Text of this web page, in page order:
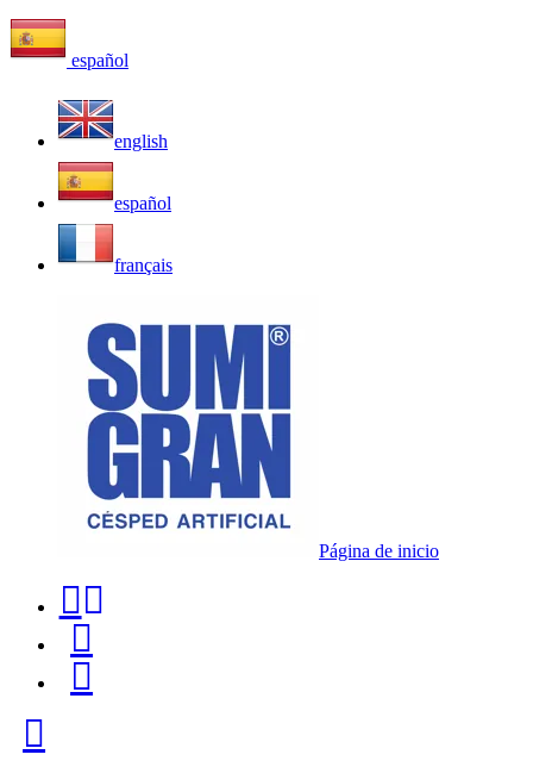
español
english
español
français
Página de inicio